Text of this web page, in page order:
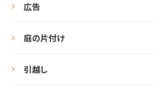
広告
庭の片付け
引越し